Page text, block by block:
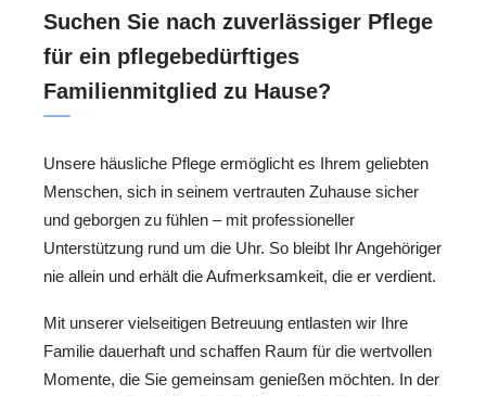
Suchen Sie nach zuverlässiger Pflege
für ein pflegebedürftiges
Familienmitglied zu Hause?
Unsere häusliche Pflege ermöglicht es Ihrem geliebten
Menschen, sich in seinem vertrauten Zuhause sicher
und geborgen zu fühlen – mit professioneller
Unterstützung rund um die Uhr. So bleibt Ihr Angehöriger
nie allein und erhält die Aufmerksamkeit, die er verdient.
Mit unserer vielseitigen Betreuung entlasten wir Ihre
Familie dauerhaft und schaffen Raum für die wertvollen
Momente, die Sie gemeinsam genießen möchten. In der